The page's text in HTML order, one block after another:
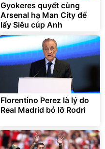
Gyokeres quyết cùng
Arsenal hạ Man City để
lấy Siêu cúp Anh
Florentino Perez là lý do
Real Madrid bỏ lỡ Rodri